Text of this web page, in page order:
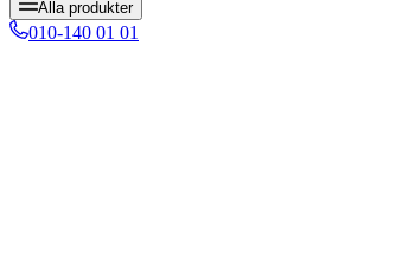
Alla produkter
010-140 01 01